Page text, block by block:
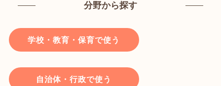
分野から探す
学校・教育・保育で使う
自治体・行政で使う